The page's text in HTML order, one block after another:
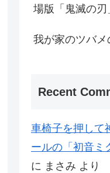
場版「鬼滅の刃
我が家のツバ
Recent
車椅子を押して
ールの「初音ミ
に まさみ より